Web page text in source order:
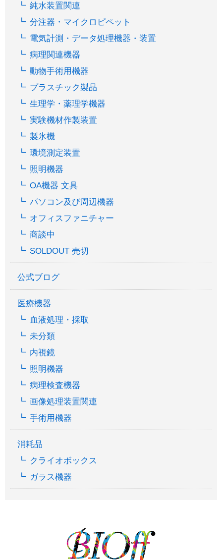
純水装置関連
分注器・マイクロピペット
電気計測・データ処理機器・装置
病理関連機器
動物手術用機器
プラスチック製品
生理学・薬理学機器
実験機材作製装置
製氷機
環境測定装置
照明機器
OA機器 文具
パソコン及び周辺機器
オフィスファニチャー
商談中
SOLDOUT 売切
公式ブログ
医療機器
血液処理・採取
未分類
内視鏡
照明機器
病理検査機器
画像処理装置関連
手術用機器
消耗品
クライオボックス
ガラス機器